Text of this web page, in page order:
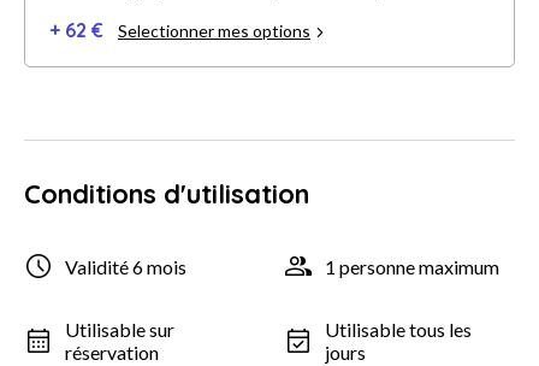
+ 62 € Selectionner mes options
Conditions d'utilisation
Validité 6 mois 1 personne maximum
Utilisable sur
réservation
Utilisable tous les
jours